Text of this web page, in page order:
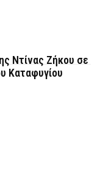
Ντίνας Ζήκου σε
Καταφυγίου